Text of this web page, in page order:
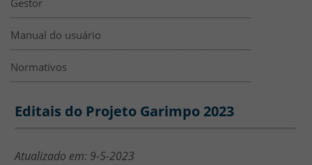
Gestor
Manual do usuário
Normativos
Editais do Projeto Garimpo 2023
Editais do Projeto Garimpo 2023
Atualizado em: 9-5-2023